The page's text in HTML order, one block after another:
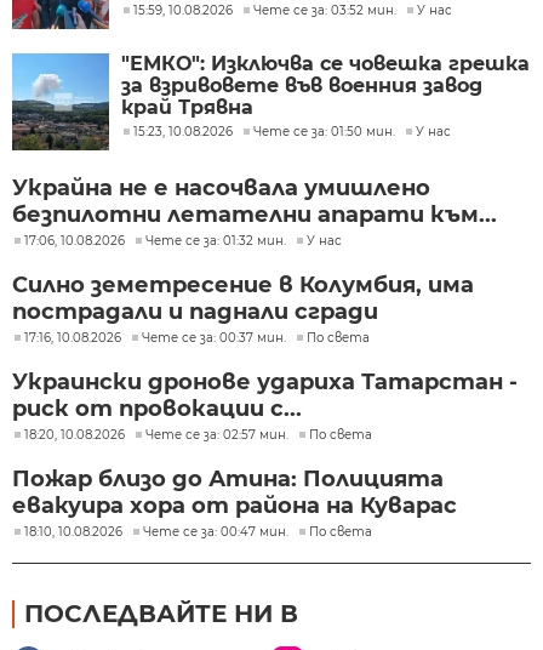
15:59, 10.08.2026 Чете се за: 03:52 мин. У нас
"ЕМКО": Изключва се човешка грешка
за взривовете във военния завод
край Трявна
15:23, 10.08.2026 Чете се за: 01:50 мин. У нас
Украйна не е насочвала умишлено
безпилотни летателни апарати към...
17:06, 10.08.2026 Чете се за: 01:32 мин. У нас
Силно земетресение в Колумбия, има
пострадали и паднали сгради
17:16, 10.08.2026 Чете се за: 00:37 мин. По света
Украински дронове удариха Татарстан -
риск от провокации с...
18:20, 10.08.2026 Чете се за: 02:57 мин. По света
Пожар близо до Атина: Полицията
евакуира хора от района на Куварас
18:10, 10.08.2026 Чете се за: 00:47 мин. По света
ПОСЛЕДВАЙТЕ НИ В